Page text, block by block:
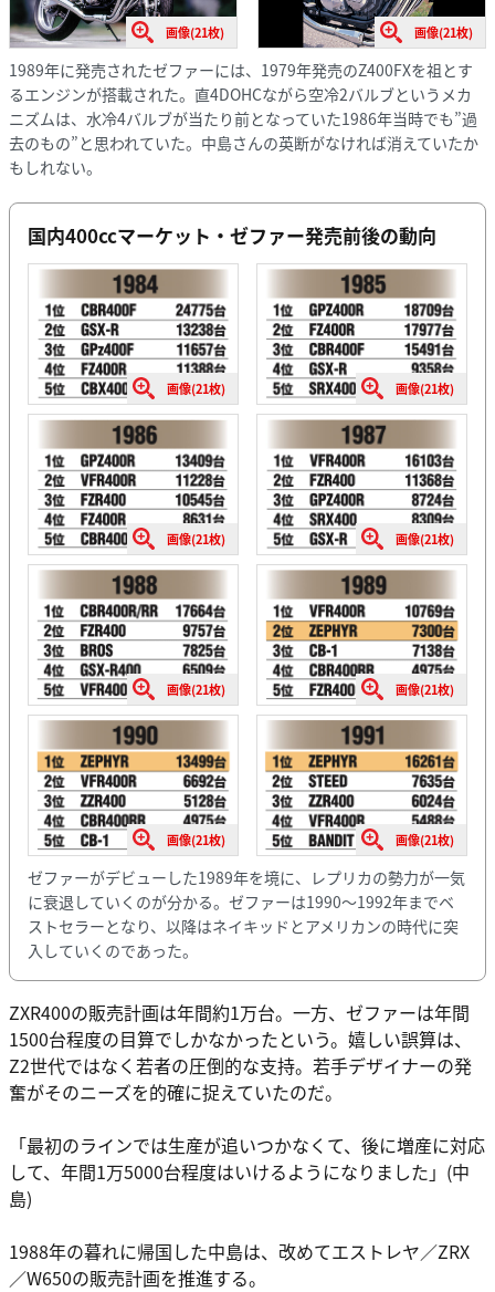
画像(21枚) 画像(21枚)
1989年に発売されたゼファーには、1979年発売のZ400FXを祖とす
るエンジンが搭載された。直4DOHCながら空冷2バルブというメカ
ニズムは、水冷4バルブが当たり前となっていた1986年当時でも”過
去のもの”と思われていた。中島さんの英断がなければ消えていたか
もしれない。
国内400ccマーケット・ゼファー発売前後の動向
画像(21枚) 画像(21枚)
画像(21枚) 画像(21枚)
画像(21枚) 画像(21枚)
画像(21枚) 画像(21枚)
ゼファーがデビューした1989年を境に、レプリカの勢力が一気
に衰退していくのが分かる。ゼファーは1990〜1992年までベ
ストセラーとなり、以降はネイキッドとアメリカンの時代に突
入していくのであった。
ZXR400の販売計画は年間約1万台。一方、ゼファーは年間
1500台程度の目算でしかなかったという。嬉しい誤算は、
Z2世代ではなく若者の圧倒的な支持。若手デザイナーの発
奮がそのニーズを的確に捉えていたのだ。
「最初のラインでは生産が追いつかなくて、後に増産に対応
して、年間1万5000台程度はいけるようになりました」(中
島)
1988年の暮れに帰国した中島は、改めてエストレヤ／ZRX
／W650の販売計画を推進する。